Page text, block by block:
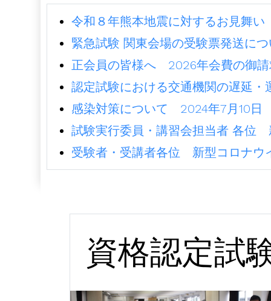
令和８年熊本地震に対するお見舞
緊急試験 関東会場の受験票発送に
正会員の皆様へ 2026年会費の御
認定試験における交通機関の遅延
感染対策について 2024年7月10日
試験実行委員・講習会担当者 各位
受験者・受講者各位 新型コロナウ
資格認定試